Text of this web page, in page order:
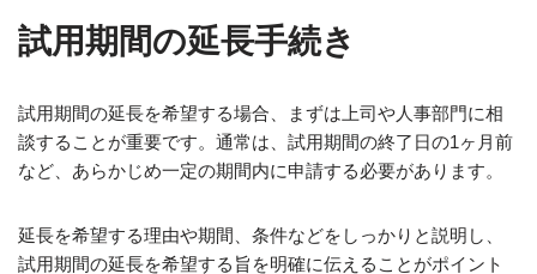
試用期間の延長手続き
試用期間の延長を希望する場合、まずは上司や人事部門に相
談することが重要です。通常は、試用期間の終了日の1ヶ月前
など、あらかじめ一定の期間内に申請する必要があります。
延長を希望する理由や期間、条件などをしっかりと説明し、
試用期間の延長を希望する旨を明確に伝えることがポイント